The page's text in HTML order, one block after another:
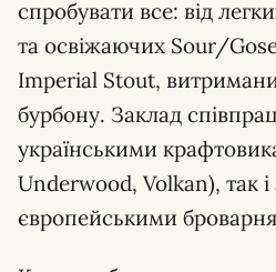
спробувати все: від
та освіжаючих Sour/
Imperial Stout,
бурбону. Заклад
українськими
Underwood, Volkan), так
європейськими